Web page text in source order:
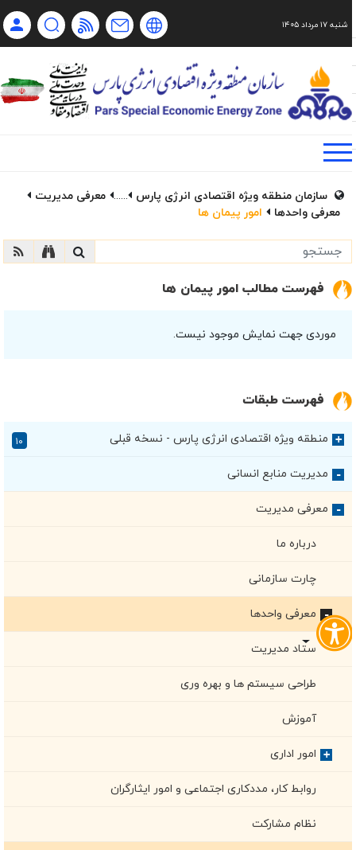
فا Ru Ch
شنبه ۱۷ مرداد ۱۴۰۵
سازمان منطقه ویژه اقتصادی انرژی پارس ......
معرفی مدیریت
معرفی واحدها
امور پیمان ها
فهرست مطالب امور پیمان ها
موردی جهت نمایش موجود نیست.
فهرست طبقات
+ منطقه ویژه اقتصادی انرژی پارس - نسخه قبلی ۱۰
مدیریت منابع انسانی
معرفی مدیریت
درباره ما
چارت سازمانی
+
معرفی واحدها
ستاد مدیریت
طراحی سیستم ها و بهره وری
آموزش
+ امور اداری
روابط کار، مددکاری اجتماعی و امور ایثارگران
نظام مشارکت